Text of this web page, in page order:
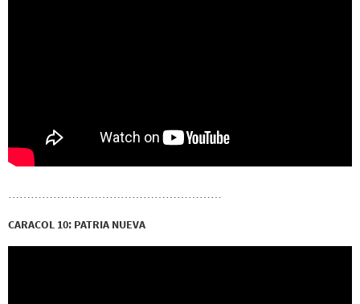
…………………………………………………
CARACOL 10: PATRIA NUEVA